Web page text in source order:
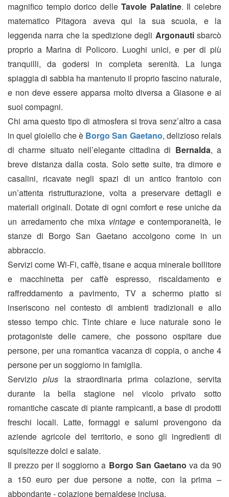
magnifico tempio dorico delleTavole Palatine. Il celebre
matematico Pitagora aveva qui la sua scuola, e la
leggenda narra che la spedizione degli Argonautisbarcò
proprio a Marina di Policoro. Luoghi unici, e per di più
tranquilli, da godersi in completa serenità. La lunga
spiaggia di sabbia ha mantenuto il proprio fascino naturale,
e non deve essere apparsa molto diversa a Giasone e ai
suoi compagni.
Chi ama questo tipo di atmosfera si trova senz’altro a casa
in quel gioiello che è Borgo San Gaetano, delizioso relais
di charme situato nell’elegante cittadina di Bernalda, a
breve distanza dalla costa. Solo sette suite, tra dimore e
casalini, ricavate negli spazi di un antico frantoio con
un’attenta ristrutturazione, volta a preservare dettagli e
materiali originali. Dotate di ogni comfort e rese uniche da
un arredamento che mixa vintage e contemporaneità, le
stanze di Borgo San Gaetano accolgono come in un
abbraccio.
Servizi come Wi-Fi, caffè, tisane e acqua minerale bollitore
e macchinetta per caffè espresso, riscaldamento e
raffreddamento a pavimento, TV a schermo piatto si
inseriscono nel contesto di ambienti tradizionali e allo
stesso tempo chic. Tinte chiare e luce naturale sono le
protagoniste delle camere, che possono ospitare due
persone, per una romantica vacanza di coppia, o anche 4
persone per un soggiorno in famiglia.
Servizioplus la straordinaria prima colazione, servita
durante la bella stagione nel vicolo privato sotto
romantiche cascate di piante rampicanti, a base di prodotti
freschi locali. Latte, formaggi e salumi provengono da
aziende agricole del territorio, e sono gli ingredienti di
squisitezze dolci e salate.
Il prezzo per il soggiorno a Borgo San Gaetano va da 90
a 150 euro per due persone a notte, con la prima –
abbondante - colazione bernaldese inclusa.